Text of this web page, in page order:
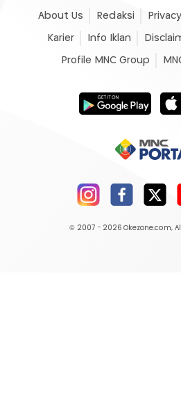
About Us Redaksi
Karier Info Iklan
Profile MNC Group
© 2007 - 2026 Okezone.com,